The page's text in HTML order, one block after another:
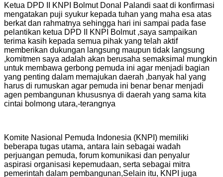
Ketua DPD II KNPI Bolmut Donal Palandi saat di konfirmasi
mengatakan puji syukur kepada tuhan yang maha esa atas
berkat dan rahmatnya sehingga hari ini sampai pada fase
pelantikan ketua DPD II KNPI Bolmut ,saya sampaikan
terima kasih kepada semua pihak yang telah aktif
memberikan dukungan langsung maupun tidak langsung
,komitmen saya adalah akan berusaha semaksimal mungkin
untuk membawa gerbong pemuda ini agar menjadi bagian
yang penting dalam memajukan daerah ,banyak hal yang
harus di rumuskan agar pemuda ini benar benar menjadi
agen pembangunan khususnya di daerah yang sama kita
cintai bolmong utara,-terangnya
Komite Nasional Pemuda Indonesia (KNPI) memiliki
beberapa tugas utama, antara lain sebagai wadah
perjuangan pemuda, forum komunikasi dan penyalur
aspirasi organisasi kepemudaan, serta sebagai mitra
pemerintah dalam pembangunan,Selain itu, KNPI juga